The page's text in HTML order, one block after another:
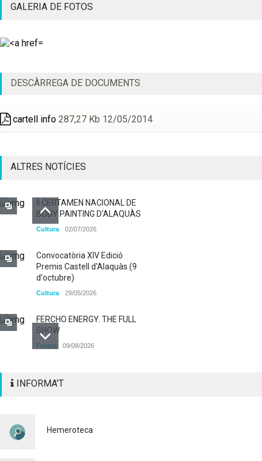
GALERIA DE FOTOS
DESCÀRREGA DE DOCUMENTS
cartell info 287,27 Kb 12/05/2014
ALTRES NOTÍCIES
II CERTAMEN NACIONAL DE
BODY PAINTING D'ALAQUÀS
Cultura 02/07/2026
Convocatòria XIV Edició
Premis Castell d'Alaquàs (9
d'octubre)
Cultura 29/05/2026
FERCHO ENERGY. THE FULL
SHOW
Festes 09/08/2026
d'INSCRIPCIÓ per a
Cultura 03/08/2026
INFORMA'T
Hemeroteca